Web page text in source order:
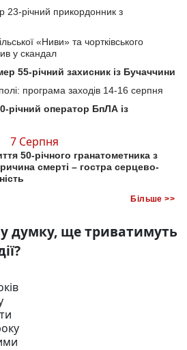
23-річний прикордонник з
«Ниви» та чортківського
у скандал
55-річний захисник із Бучаччини
програма заходів 14-16 серпня
річний оператор БпЛА із
7 Серпня
50-річного гранатометника з
смерті – гостра серцево-
Більше >>
думку, ще триватимуть